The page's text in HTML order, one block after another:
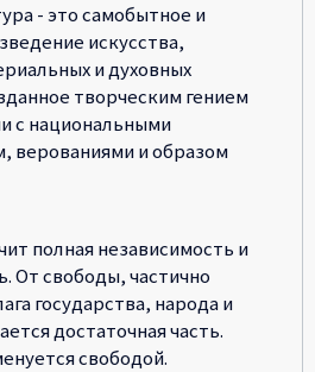
- это самобытное и
искусства,
и духовных
творческим гением
с национальными
верованиями и образом
полная независимость и
От свободы, частично
государства, народа и
достаточная часть.
свободой.